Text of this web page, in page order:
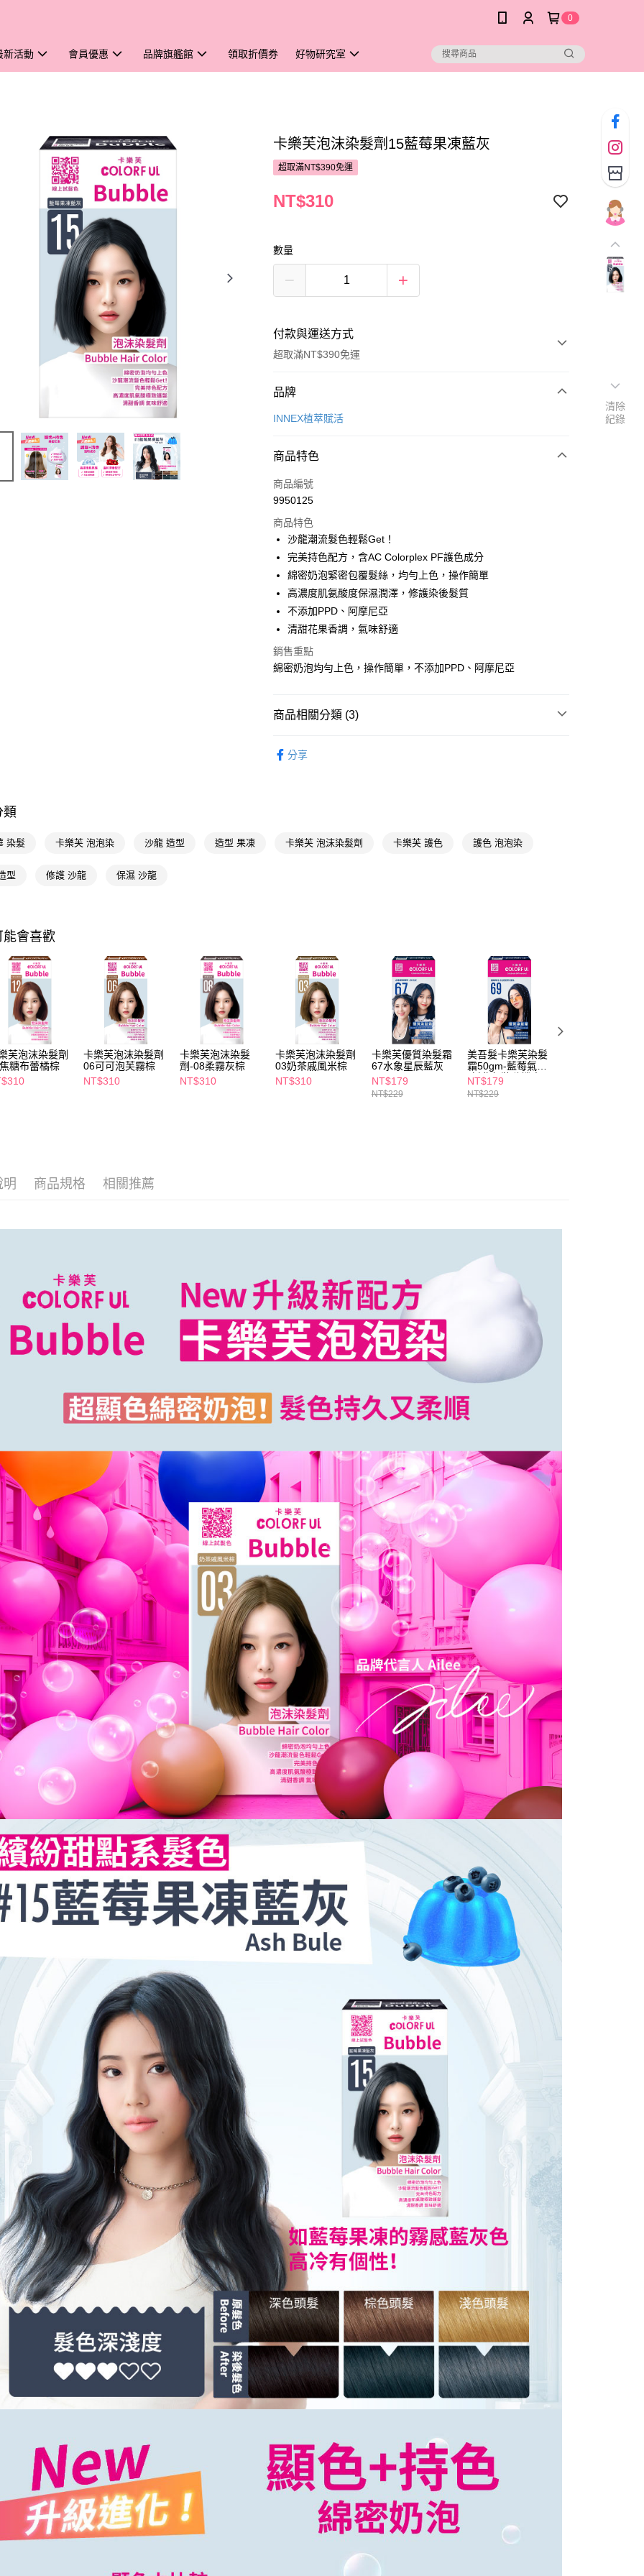
0
新活動 會員優惠 品牌旗艦館 領取折價券 好物研究室
卡樂芙泡沫染髮劑15藍莓果凍藍灰
超取滿NT$390免運
NT$310
數量
付款與運送方式
超取滿NT$390免運
付款方式
POYA支付
LINE Pay
Apple Pay
街口支付
悠遊付
Google Pay
AFTEE先享後付
相關說明
【關於「AFTEE先享後付」】
AFTEE先享後付是「在收到商品之後才付款」的支付方式。 讓您購物簡單
２．便利：只要手機號碼，簡訊認證，即可結帳。
【「AFTEE先享後付」結帳流程】
絡購買商品的店家。未經商家同意取消之訂單仍視為有效，需透過AFTEE
求債權轉讓予恩沛科技股份有限公司。
２．關於個人資料處理事宜，請瀏覽以下網址：
https://aftee.tw/terms/#terms3
３．未成年的使用者請事先徵得法定代理人或監護人之同意方可使用
「AFTEE先享後付」，若未經同意申辦者引起之損失，本公司不負相關責
４．使用「AFTEE先享後付」時，將依據個別帳號之用戶狀況，依本公司
即時審查核予不同之上限額度；若仍有額度不足之情形，本公司將視審查
結果請求用戶進行身份認證。
５．嚴禁一人註冊多個帳號或使用他人資訊註冊。若發現惡意使用之情
形，恩沛科技股份有限公司將有權停止該用戶之使用額度並採取法律行
即享券
運送方式
每筆NT$65，滿NT$390(含以上)免運費
萊爾富取貨付款
付款後7-11取貨
每筆NT$65，滿NT$490(含以上)免運費
宅配(本島)
每筆NT$100，滿NT$790(含以上)免運費
付款後寶雅門市自取(由倉庫統一出貨)
每筆NT$80，滿NT$290(含以上)免運費
品牌
INNEX植萃賦活
商品特色
商品編號
9950125
商品特色
沙龍潮流髮色輕鬆Get！
完美持色配方，含AC Colorplex PF護色成分
綿密奶泡緊密包覆髮絲，均勻上色，操作簡單
高濃度肌氨酸度保濕潤澤，修護染後髮質
不添加PPD、阿摩尼亞
清甜花果香調，氣味舒適
銷售重點
綿密奶泡均勻上色，操作簡單，不添加PPD、阿摩尼亞
商品相關分類 (3)
分享
類
染髮 卡樂芙 泡泡染 沙龍 造型 造型 果凍 卡樂芙 泡沫染髮劑 卡樂芙 護色 護色 泡泡染
型 修護 沙龍 保濕 沙龍
能會喜歡
芙泡沫染髮劑
糖布蕾橘棕
卡樂芙泡沫染髮劑
06可可泡芙霧棕
NT$310
卡樂芙泡沫染髮
劑-08柔霧灰棕
NT$310
卡樂芙泡沫染髮劑
03奶茶戚風米棕
NT$310
卡樂芙優質染髮霜
67水象星辰藍灰
NT$179
NT$229
美吾髮卡樂芙染髮
霜50gm-藍莓氣泡
(新舊包裝隨機出
貨)
NT$179
NT$229
明 商品規格 相關推薦
清除
紀錄